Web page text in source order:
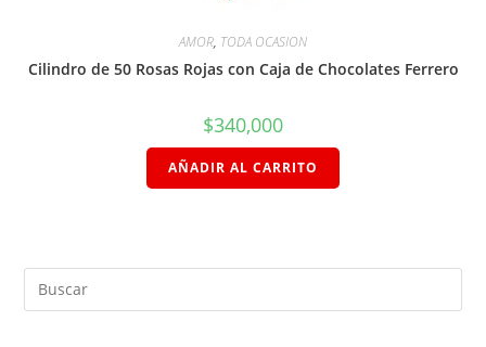
AMOR, TODA OCASION
Cilindro de 50 Rosas Rojas con Caja de Chocolates Ferrero
$340,000
AÑADIR AL CARRITO